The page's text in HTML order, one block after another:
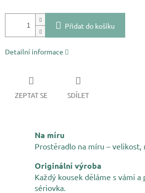
Přidat do košíku
Detailní informace
ZEPTAT SE SDÍLET
Na míru
Prostěradlo na míru –
Originální výroba
Každý kousek děláme s vámi a
sériovka.